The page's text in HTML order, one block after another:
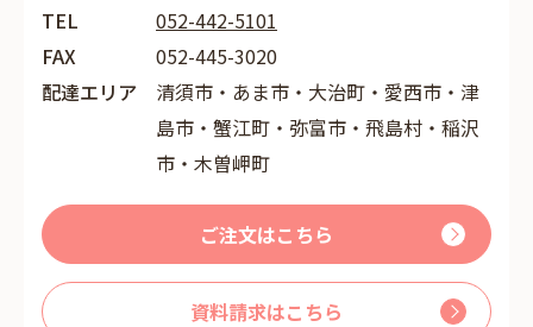
TEL
052-442-5101
FAX
052-445-3020
配達エリア
清須市・あま市・大治町・愛西市・津
島市・蟹江町・弥富市・飛島村・稲沢
市・木曽岬町
ご注文はこちら
資料請求はこちら